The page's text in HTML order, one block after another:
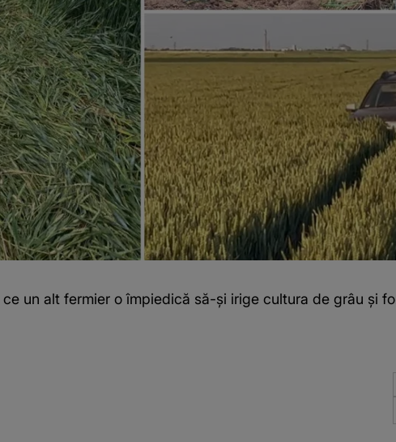
un alt fermier o împiedică să-și irige cultura de grâu și